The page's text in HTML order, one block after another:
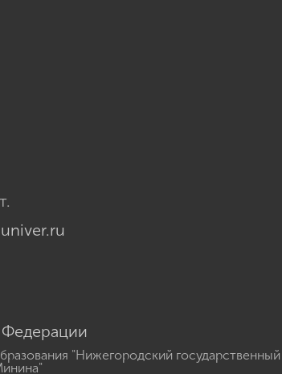
"Нижегородский государственный